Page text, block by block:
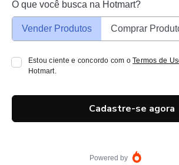
O que você busca na Hotmart?
Vender Produtos Comprar
Estou ciente e concordo com oTermos de
Hotmart.
Cadastre-se agora
Powered by